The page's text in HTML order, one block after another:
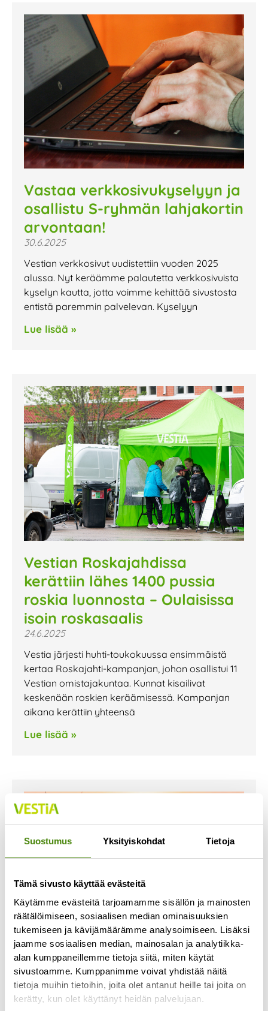
Suostumus Yksityiskohdat Tietoja
Tämä sivusto käyttää evästeitä
Käytämme evästeitä tarjoamamme sisällön ja mainosten
räätälöimiseen, sosiaalisen median ominaisuuksien
tukemiseen ja kävijämäärämme analysoimiseen. Lisäksi
jaamme sosiaalisen median, mainosalan ja analytiikka-
alan kumppaneillemme tietoja siitä, miten käytät
sivustoamme. Kumppanimme voivat yhdistää näitä
tietoja muihin tietoihin, joita olet antanut heille tai joita on
kerätty, kun olet käyttänyt heidän palvelujaan.
Vastaa verkkosivukyselyyn ja
osallistu S-ryhmän lahjakortin
arvontaan!
30.6.2025
Vestian verkkosivut uudistettiin vuoden 2025
alussa. Nyt keräämme palautetta verkkosivuista
kyselyn kautta, jotta voimme kehittää sivustosta
entistä paremmin palvelevan. Kyselyyn
Lue lisää »
Vestian Roskajahdissa
kerättiin lähes 1400 pussia
roskia luonnosta – Oulaisissa
isoin roskasaalis
24.6.2025
Vestia järjesti huhti-toukokuussa ensimmäistä
kertaa Roskajahti-kampanjan, johon osallistui 11
Vestian omistajakuntaa. Kunnat kisailivat
keskenään roskien keräämisessä. Kampanjan
aikana kerättiin yhteensä
Lue lisää »
Kesä kevyemmäksi – myös
roskapussille!
12.6.2025